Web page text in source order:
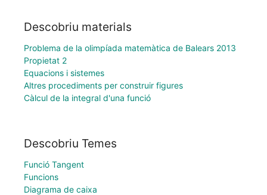
Descobriu materials
Problema de la olimpíada matemàtica de Balears 2013
Propietat 2
Equacions i sistemes
Altres procediments per construir figures
Càlcul de la integral d'una funció
Descobriu Temes
Funció Tangent
Funcions
Diagrama de caixa